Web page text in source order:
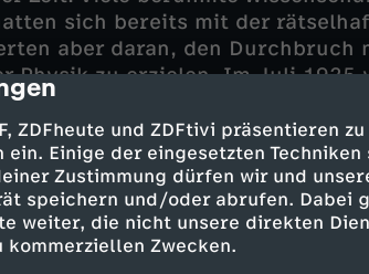
ZDFheute und ZDFtivi präsentieren
Einige der eingesetzten
Zustimmung dürfen wir und
speichern und/oder abrufen. Dabei
weiter, die nicht unsere direkten
kommerziellen Zwecken.
sich bereits mit der
aber daran, den Durchbruch
Physik zu erzielen. Im Juli
schließlich seine Quantentheorie.
"Doppelnatur" haben: Mal
Dazwischen gibt es einen
sein können – es sind Quanten.
und Vorstellungskraft.
sich die seltsamen Phänomene